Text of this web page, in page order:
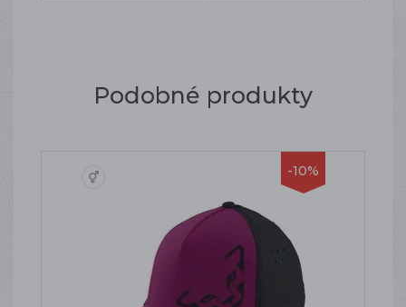
Podobné produkty
-10%